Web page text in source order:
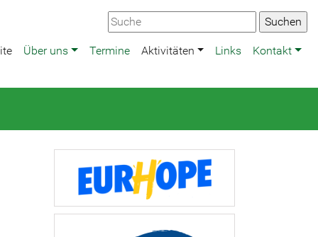
Über uns Termine Aktivitäten Links Kontakt